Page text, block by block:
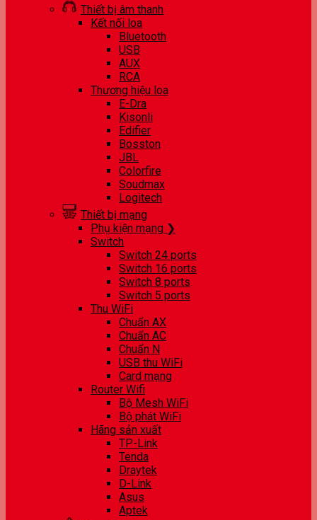
Thiết bị âm thanh
Kết nối loa
Bluetooth
USB
AUX
RCA
Thương hiệu loa
E-Dra
Kisonli
Edifier
Bosston
JBL
Colorfire
Soudmax
Logitech
Thiết bị mạng
Phụ kiện mạng ❯
Switch
Switch 24 ports
Switch 16 ports
Switch 8 ports
Switch 5 ports
Thu WiFi
Chuẩn AX
Chuẩn AC
Chuẩn N
USB thu WiFi
Card mạng
Router Wifi
Bộ Mesh WiFi
Bộ phát WiFi
Hãng sản xuất
TP-Link
Tenda
Draytek
D-Link
Asus
Aptek